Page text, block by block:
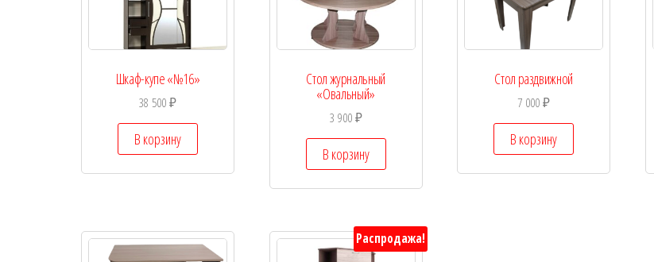
Шкаф-купе «№16»
38 500₽
В корзину
Стол журнальный
«Овальный»
3 900₽
В корзину
Стол раздвижной
7 000₽
В корзину
Распродажа!